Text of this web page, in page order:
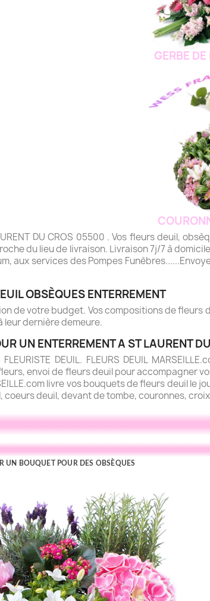
GERBE
DU CROS 05500 . Vos fleurs deuil,
du lieu de livraison. Livraison 7j/7 à
aux services des Pompes
OBSÈQUES ENTERREMENT
de votre budget. Vos compositions de fleurs
leur dernière demeure.
UN ENTERREMENT A ST LAURENT
FLEURISTE DEUIL. FLEURS DEUIL
envoi de fleurs deuil pour accompagner
livre vos bouquets de fleurs deuil le
deuil, devant de tombe, couronnes,
UN BOUQUET POUR DES OBSÈQUES